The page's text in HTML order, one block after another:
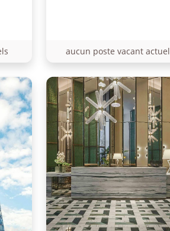
aucun poste vacant actuel